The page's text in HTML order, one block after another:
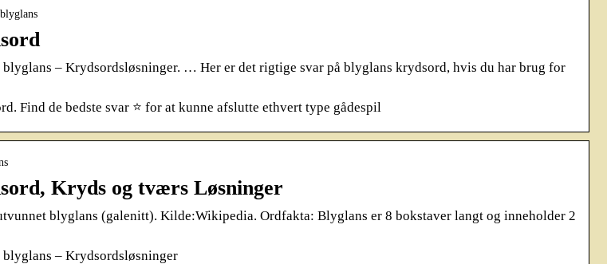
– Krydsordsløsninger. … Her er det rigtige svar på blyglans krydsord, hvis du har brug for
Find de bedste svar ⭐ for at kunne afslutte ethvert type gådespil
Kryds og tværs Løsninger
blyglans (galenitt). Kilde:Wikipedia. Ordfakta: Blyglans er 8 bokstaver langt og inneholder 2
– Krydsordsløsninger